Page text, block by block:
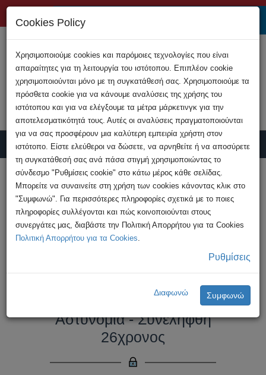
Υποβολή Καταγγελίας
HOME
Ανακοινώσεις
Νέα υπόθεση παιδικής πορνογραφίας
διερευνά η Αστυνομία - ...
Νέα υπόθεση παιδικής
πορνογραφίας διερευνά η
Αστυνομία - Συνελήφθη
26χρονος
Cookies Policy
Χρησιμοποιούμε cookies και παρόμοιες τεχνολογίες που είναι
απαραίτητες για τη λειτουργία του ιστότοπου. Επιπλέον cookie
χρησιμοποιούνται μόνο με τη συγκατάθεσή σας. Χρησιμοποιούμε τα
πρόσθετα cookie για να κάνουμε αναλύσεις της χρήσης του
ιστότοπου και για να ελέγξουμε τα μέτρα μάρκετινγκ για την
αποτελεσματικότητά τους. Αυτές οι αναλύσεις πραγματοποιούνται
για να σας προσφέρουν μια καλύτερη εμπειρία χρήστη στον
ιστότοπο. Είστε ελεύθεροι να δώσετε, να αρνηθείτε ή να αποσύρετε
τη συγκατάθεσή σας ανά πάσα στιγμή χρησιμοποιώντας το
σύνδεσμο "Ρυθμίσεις cookie" στο κάτω μέρος κάθε σελίδας.
Μπορείτε να συναινείτε στη χρήση των cookies κάνοντας κλικ στο
"Συμφωνώ". Για περισσότερες πληροφορίες σχετικά με το ποιες
πληροφορίες συλλέγονται και πώς κοινοποιούνται στους
συνεργάτες μας, διαβάστε την Πολιτική Απορρήτου για τα Cookies
Πολιτική Απορρήτου για τα Cookies.
Ρυθμίσεις
Διαφωνώ Συμφωνώ